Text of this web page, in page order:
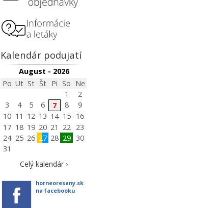
Kalendár podujatí
August - 2026
Po Ut St Št Pi So Ne
1
2
3
4 5 6 7 8
9
10 11 12 13 14 15
16
17 18 19 20 21 22
23
24 25 26 27 28 29
30
31
Celý kalendár ›
horneoresany.sk
na facebooku